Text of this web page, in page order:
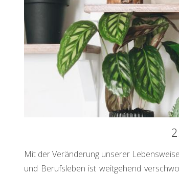
Mit der Veränderung unserer
und Berufsleben ist weitgehend